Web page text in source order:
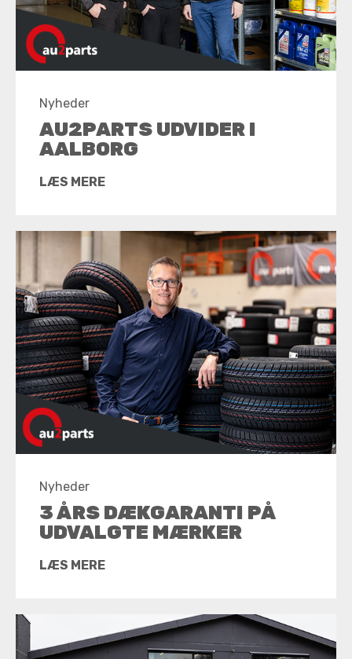
Nyheder
AU2PARTS UDVIDER I
AALBORG
LÆS MERE
Nyheder
3 ÅRS DÆKGARANTI PÅ
UDVALGTE MÆRKER
LÆS MERE